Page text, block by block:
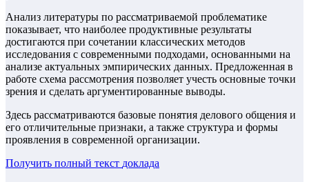
Анализ литературы по рассматриваемой проблематике
показывает, что наиболее продуктивные результаты
достигаются при сочетании классических методов
исследования с современными подходами, основанными на
анализе актуальных эмпирических данных. Предложенная в
работе схема рассмотрения позволяет учесть основные точки
зрения и сделать аргументированные выводы.
Здесь рассматриваются базовые понятия делового общения и
его отличительные признаки, а также структура и формы
проявления в современной организации.
Получить полный текст доклада